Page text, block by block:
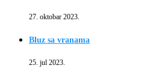
27. oktobar 2023.
Bluz sa vranama
25. jul 2023.